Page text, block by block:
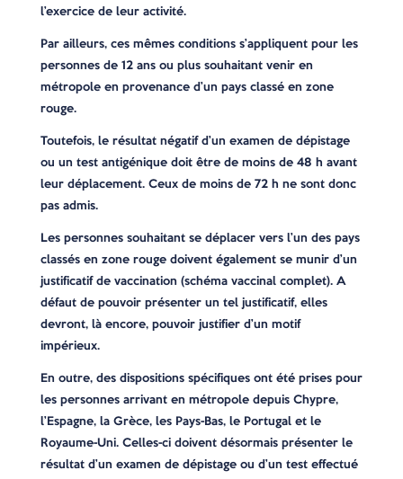
l’exercice de leur activité.
Par ailleurs, ces mêmes conditions s’appliquent pour les
personnes de 12 ans ou plus souhaitant venir en
métropole en provenance d’un pays classé en zone
rouge.
Toutefois, le résultat négatif d’un examen de dépistage
ou un test antigénique doit être de moins de 48 h avant
leur déplacement. Ceux de moins de 72 h ne sont donc
pas admis.
Les personnes souhaitant se déplacer vers l’un des pays
classés en zone rouge doivent également se munir d’un
justificatif de vaccination (schéma vaccinal complet). A
défaut de pouvoir présenter un tel justificatif, elles
devront, là encore, pouvoir justifier d’un motif
impérieux.
En outre, des dispositions spécifiques ont été prises pour
les personnes arrivant en métropole depuis Chypre,
l’Espagne, la Grèce, les Pays-Bas, le Portugal et le
Royaume-Uni. Celles-ci doivent désormais présenter le
résultat d’un examen de dépistage ou d’un test effectué